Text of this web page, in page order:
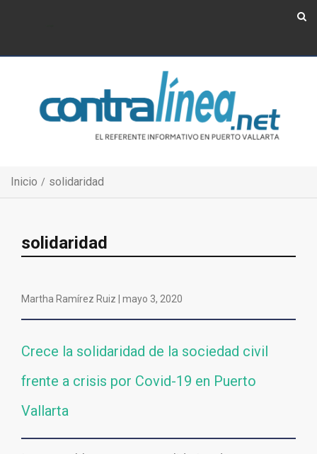
Inicio solidaridad
solidaridad
Martha Ramírez Ruiz | mayo 3, 2020
Crece la solidaridad de la sociedad civil
frente a crisis por Covid-19 en Puerto
Vallarta